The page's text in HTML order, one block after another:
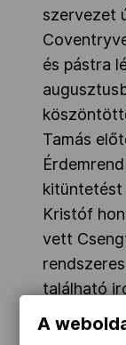
szervezet
és pástra
Tamás
Kristóf
vett
található
A